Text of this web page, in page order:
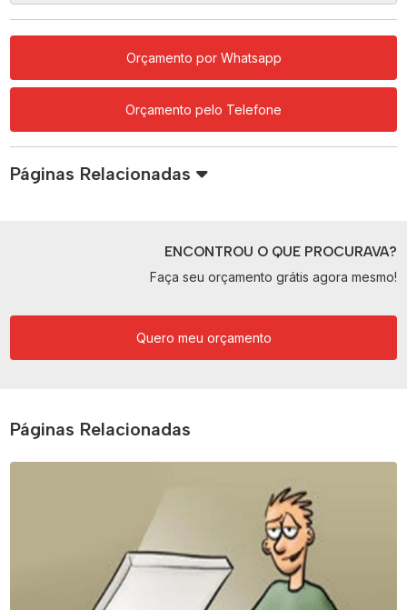
Orçamento por Whatsapp
Orçamento pelo Telefone
Páginas Relacionadas
ENCONTROU O QUE PROCURAVA?
Faça seu orçamento grátis agora mesmo!
Quero meu orçamento
Páginas Relacionadas